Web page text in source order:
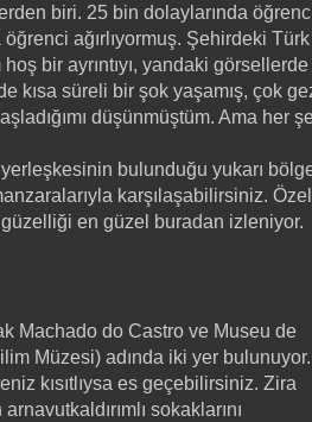
biri. 25 bin dolaylarında
öğrenci ağırlıyormuş. Şehirdeki
bir ayrıntıyı, yandaki
kısa süreli bir şok yaşamış, çok
düşünmüştüm. Ama her
bulunduğu yukarı
karşılaşabilirsiniz.
en güzel buradan izleniyor.
Machado do Castro ve Museu de
Müzesi) adında iki yer bulunuyor.
kısıtlıysa es geçebilirsiniz. Zira
sokaklarını